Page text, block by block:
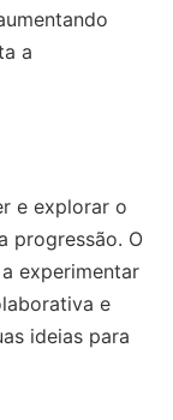
a
e explorar o
progressão. O
experimentar
e
ideias para